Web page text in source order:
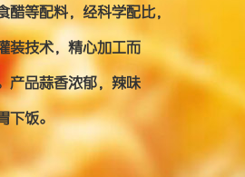
等配料，经科学配比，
装技术，精心加工而
产品蒜香浓郁，辣味
下饭。